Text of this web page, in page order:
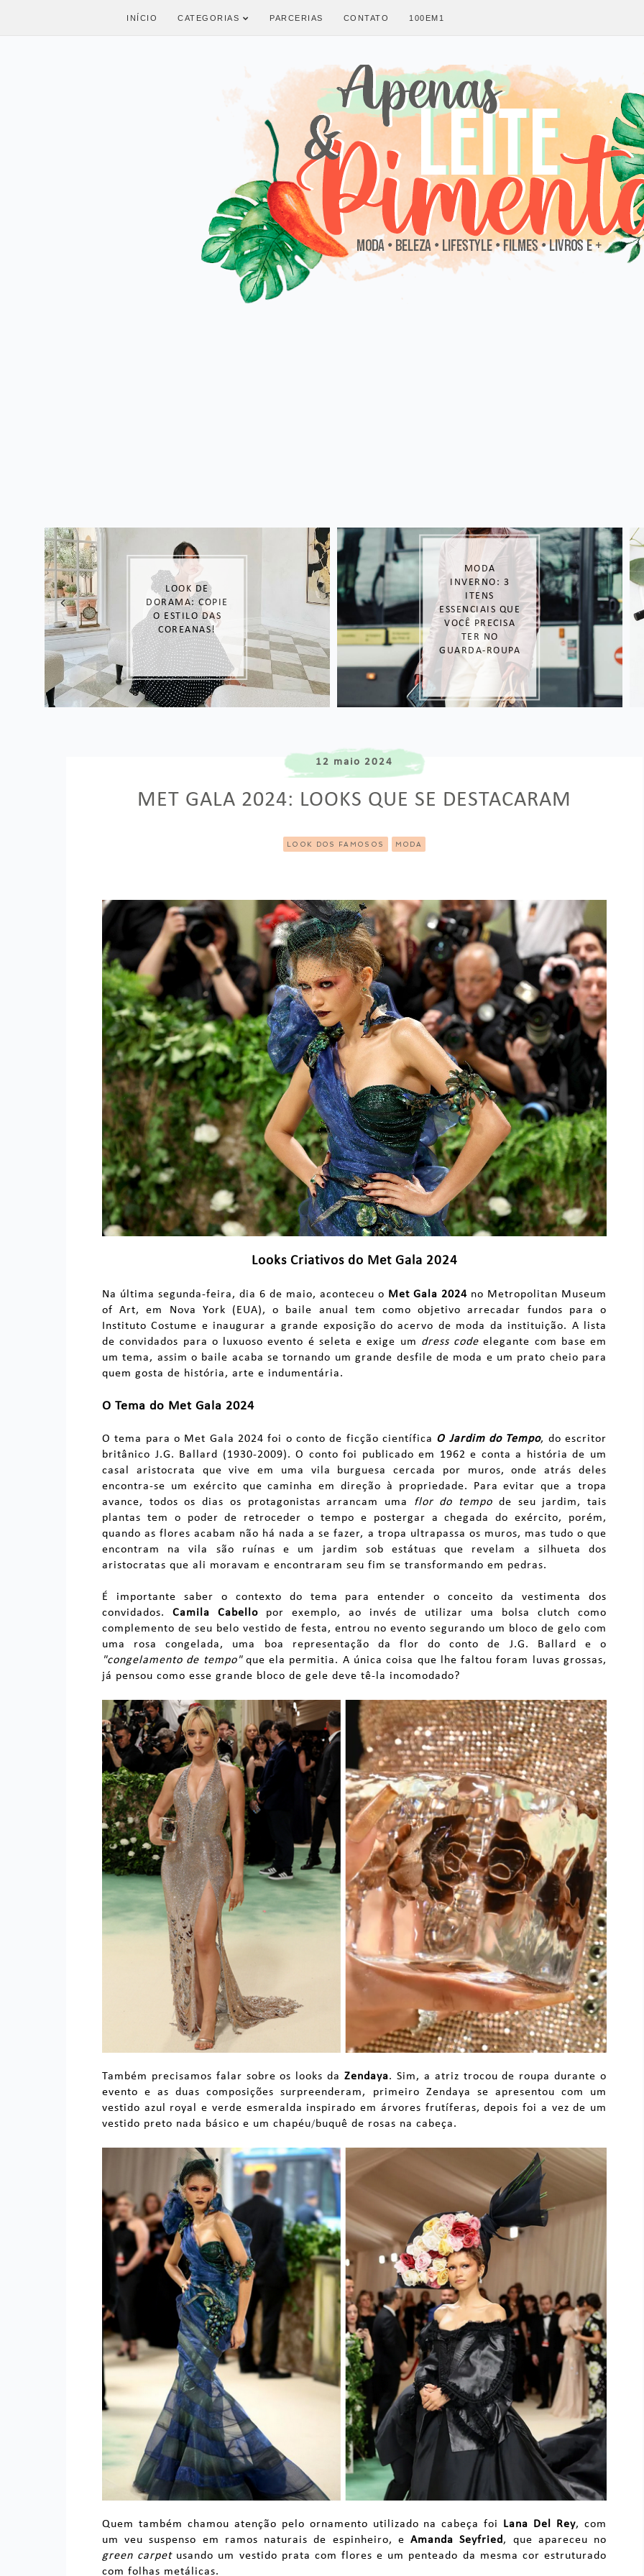
INÍCIO CATEGORIAS PARCERIAS CONTATO 100EM1
LOOK DE
DORAMA: COPIE
O ESTILO DAS
COREANAS!
MODA
INVERNO: 3
ITENS
ESSENCIAIS QUE
VOCÊ PRECISA
TER NO
GUARDA-ROUPA
12 maio 2024
MET GALA 2024: LOOKS QUE SE DESTACARAM
LOOK DOS FAMOSOS MODA
Looks Criativos do Met Gala 2024
Na última segunda-feira, dia 6 de maio, aconteceu o Met Gala 2024 no Metropolitan Museum
of Art, em Nova York (EUA), o baile anual tem como objetivo arrecadar fundos para o
Instituto Costume e inaugurar a grande exposição do acervo de moda da instituição. A lista
de convidados para o luxuoso evento é seleta e exige um dress code elegante com base em
um tema, assim o baile acaba se tornando um grande desfile de moda e um prato cheio para
quem gosta de história, arte e indumentária.
O Tema do Met Gala 2024
O tema para o Met Gala 2024 foi o conto de ficção científica O Jardim do Tempo, do escritor
britânico J.G. Ballard (1930-2009). O conto foi publicado em 1962 e conta a história de um
casal aristocrata que vive em uma vila burguesa cercada por muros, onde atrás deles
encontra-se um exército que caminha em direção à propriedade. Para evitar que a tropa
avance, todos os dias os protagonistas arrancam uma flor do tempo de seu jardim, tais
plantas tem o poder de retroceder o tempo e postergar a chegada do exército, porém,
quando as flores acabam não há nada a se fazer, a tropa ultrapassa os muros, mas tudo o que
encontram na vila são ruínas e um jardim sob estátuas que revelam a silhueta dos
aristocratas que ali moravam e encontraram seu fim se transformando em pedras.
É importante saber o contexto do tema para entender o conceito da vestimenta dos
convidados. Camila Cabellopor exemplo, ao invés de utilizar uma bolsa clutch como
complemento de seu belo vestido de festa, entrou no evento segurando um bloco de gelo com
uma rosa congelada, uma boa representação da flor do conto de J.G. Ballard e o
"congelamento de tempo"que ela permitia. A única coisa que lhe faltou foram luvas grossas,
já pensou como esse grande bloco de gele deve tê-la incomodado?
Também precisamos falar sobre os looks daZendaya. Sim, a atriz trocou de roupa durante o
evento e as duas composições surpreenderam, primeiro Zendaya se apresentou com um
vestido azul royal e verde esmeralda inspirado em árvores frutíferas, depois foi a vez de um
vestido preto nada básico e um chapéu/ buquê de rosas na cabeça.
Quem também chamou atenção pelo ornamento utilizado na cabeça foi Lana Del Rey, com
um veu suspenso em ramos naturais de espinheiro, eAmanda Seyfried, que apareceu no
green carpet usando um vestido prata com flores e um penteado da mesma cor estruturado
com folhas metálicas.